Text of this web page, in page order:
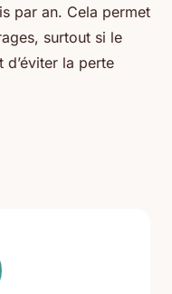
par an. Cela permet
surtout si le
la perte